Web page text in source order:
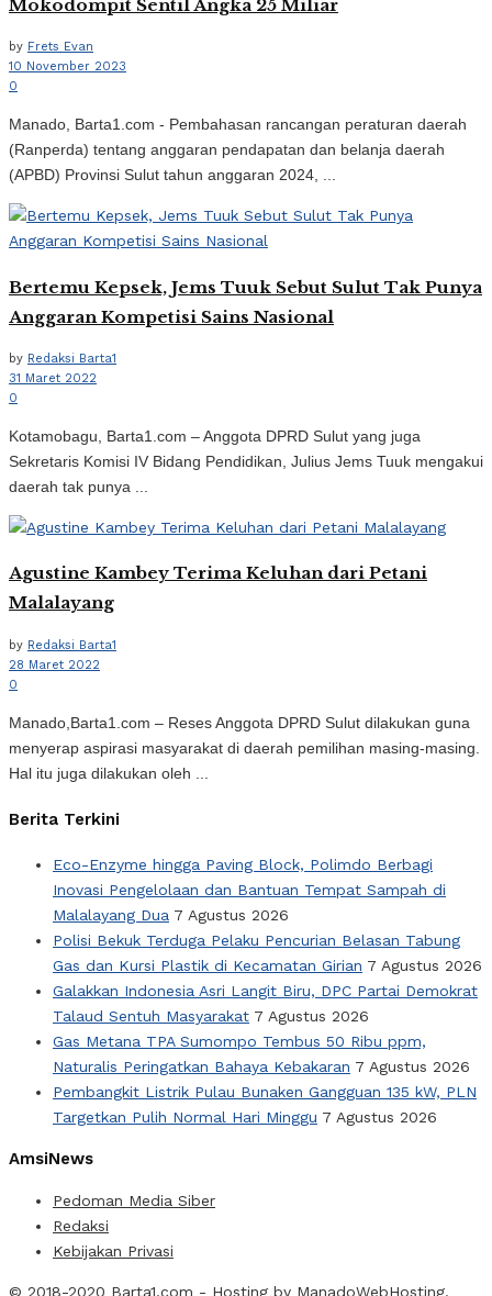
Mokodompit Sentil Angka 25 Miliar
by Frets Evan
10 November 2023
0
Manado, Barta1.com - Pembahasan rancangan peraturan daerah
(Ranperda) tentang anggaran pendapatan dan belanja daerah
(APBD) Provinsi Sulut tahun anggaran 2024, ...
Bertemu Kepsek, Jems Tuuk Sebut Sulut Tak Punya
Anggaran Kompetisi Sains Nasional
by Redaksi Barta1
31 Maret 2022
0
Kotamobagu, Barta1.com – Anggota DPRD Sulut yang juga
Sekretaris Komisi IV Bidang Pendidikan, Julius Jems Tuuk mengakui
daerah tak punya ...
Agustine Kambey Terima Keluhan dari Petani
Malalayang
by Redaksi Barta1
28 Maret 2022
0
Manado,Barta1.com – Reses Anggota DPRD Sulut dilakukan guna
menyerap aspirasi masyarakat di daerah pemilihan masing-masing.
Hal itu juga dilakukan oleh ...
Berita Terkini
Eco-Enzyme hingga Paving Block, Polimdo Berbagi
Inovasi Pengelolaan dan Bantuan Tempat Sampah di
Malalayang Dua 7 Agustus 2026
Polisi Bekuk Terduga Pelaku Pencurian Belasan Tabung
Gas dan Kursi Plastik di Kecamatan Girian 7 Agustus 2026
Galakkan Indonesia Asri Langit Biru, DPC Partai Demokrat
Talaud Sentuh Masyarakat 7 Agustus 2026
Gas Metana TPA Sumompo Tembus 50 Ribu ppm,
Naturalis Peringatkan Bahaya Kebakaran 7 Agustus 2026
Pembangkit Listrik Pulau Bunaken Gangguan 135 kW, PLN
Targetkan Pulih Normal Hari Minggu 7 Agustus 2026
AmsiNews
Pedoman Media Siber
Redaksi
Kebijakan Privasi
© 2018-2020 Barta1.com - Hosting by ManadoWebHosting.